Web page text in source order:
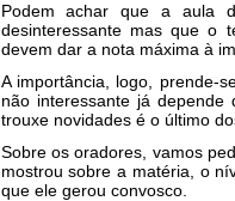
Podem achar que a aula
desinteressante mas que o
devem dar a nota máxima à
A importância, logo, prende-
não interessante já
trouxe novidades é o último
Sobre os oradores, vamos
mostrou sobre a matéria, o
que ele gerou convosco.